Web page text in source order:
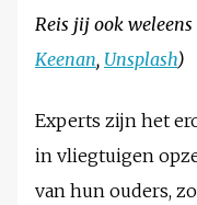
Reis jij ook
Keenan, Unsplash)
Experts zijn het
in vliegtuigen
van hun ouders,